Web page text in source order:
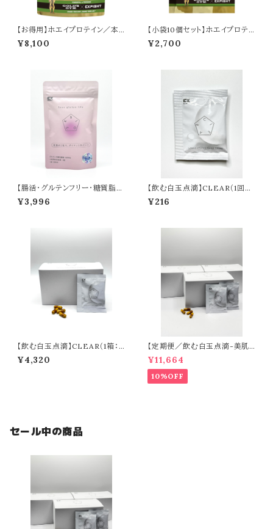
【お得用】ホエイプロテイン／本
格抹茶（720g）
¥8,100
【小袋10個セット】ホエイプロテイ
ン／本格抹茶（20g）
¥2,700
【腸活・グルテンフリー・糖質脂質
ケア】 BLOCK（90回分）※食後
に１粒
¥3,996
【飲む白玉点滴】CLEAR（1回
分）
¥216
【飲む白玉点滴】CLEAR（1箱：2
0袋入り）
¥4,320
【定期便／飲む白玉点滴-美肌
目的の方-】CLEAR（60日分）
¥11,664
10%OFF
セール中の商品